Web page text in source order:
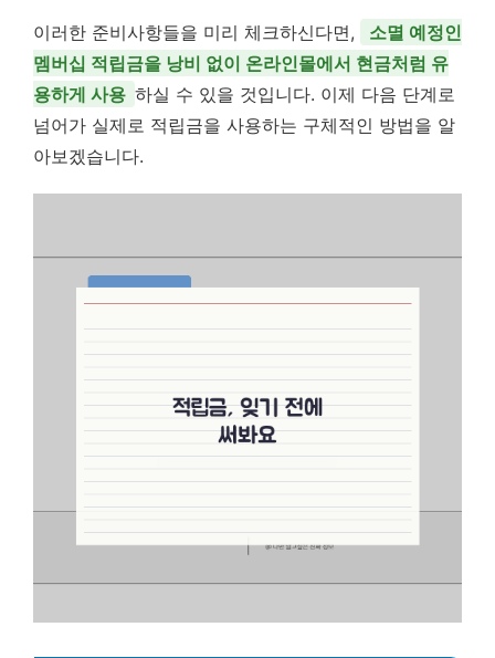
이러한 준비사항들을 미리 체크하신다면,
소멸 예정인
멤버십 적립금을 낭비 없이 온라인몰에서 현금처럼 유
용하게 사용 하실 수 있을 것입니다. 이제 다음 단계로
넘어가 실제로 적립금을 사용하는 구체적인 방법을 알
아보겠습니다.